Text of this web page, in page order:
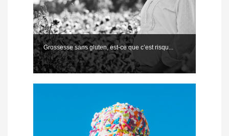
Grossesse sans gluten, est-ce que c’est risqu...